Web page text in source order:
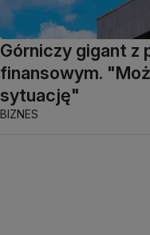
Górniczy gigant z
finansowym.
sytuację"
BIZNES